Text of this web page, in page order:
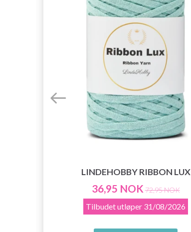
LINDEHOBBY RIBBON LUX
36,95 NOK 72,95 NOK
Tilbudet utløper 31/08/2026